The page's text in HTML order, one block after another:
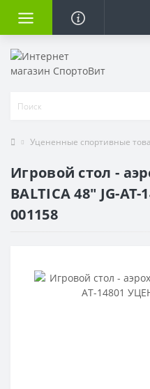
Уцененные спортивные
Игровой стол -
BALTICA 48" JG-
001158